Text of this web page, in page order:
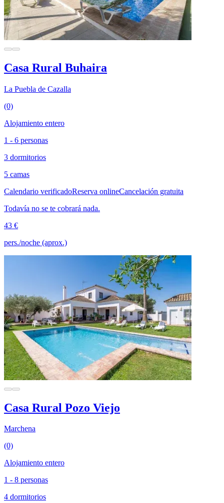
Casa Rural Buhaira
La Puebla de Cazalla
(0)
Alojamiento entero
1 - 6 personas
3 dormitorios
5 camas
Calendario verificadoReserva onlineCancelación gratuita
Todavía no se te cobrará nada.
43 €
pers./noche (aprox.)
Casa Rural Pozo Viejo
Marchena
(0)
Alojamiento entero
1 - 8 personas
4 dormitorios